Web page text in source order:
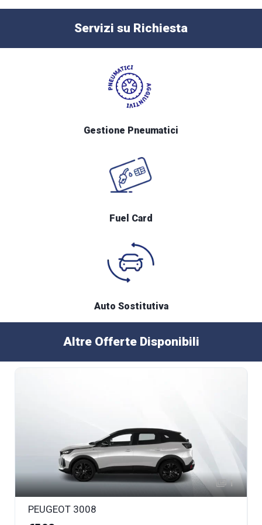
Servizi su Richiesta
Gestione Pneumatici
Fuel Card
Auto Sostitutiva
Altre Offerte Disponibili
1
PEUGEOT 3008